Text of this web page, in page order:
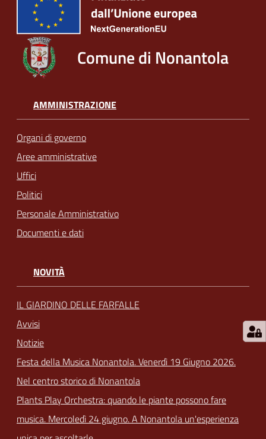
Comune di Nonantola
AMMINISTRAZIONE
Organi di governo
Aree amministrative
Uffici
Politici
Personale Amministrativo
Documenti e dati
NOVITÀ
IL GIARDINO DELLE FARFALLE
Avvisi
Notizie
Festa della Musica Nonantola. Venerdì 19 Giugno 2026.
Nel centro storico di Nonantola
Plants Play Orchestra: quando le piante possono fare
musica. Mercoledì 24 giugno. A Nonantola un'esperienza